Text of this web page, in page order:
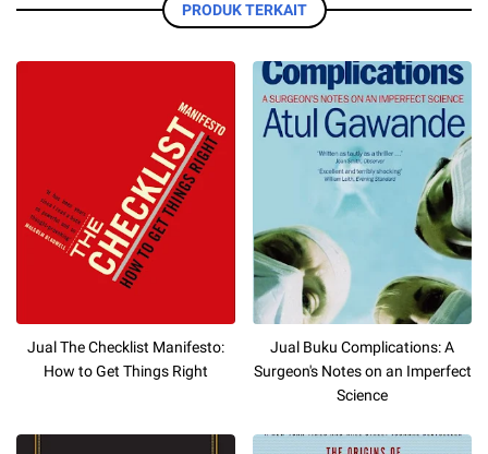
PRODUK TERKAIT
Jual The Checklist Manifesto:
How to Get Things Right
Jual Buku Complications: A
Surgeon's Notes on an Imperfect
Science